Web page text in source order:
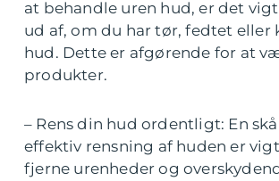
at behandle uren hud, er det
ud af, om du har tør, fedtet eller
hud. Dette er afgørende for at
produkter.
– Rens din hud ordentligt: En
effektiv rensning af huden er
fjerne urenheder og